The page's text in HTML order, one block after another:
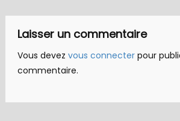
Laisser un commentaire
Vous devez vous connecterpour
commentaire.